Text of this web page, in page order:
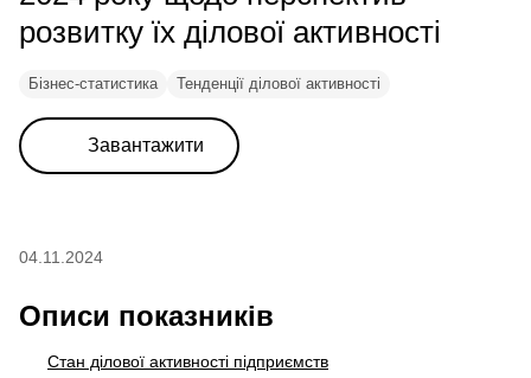
розвитку їх ділової активності
Бізнес-статистика Тенденції ділової активності
Завантажити
04.11.2024
Описи показників
Стан ділової активності підприємств